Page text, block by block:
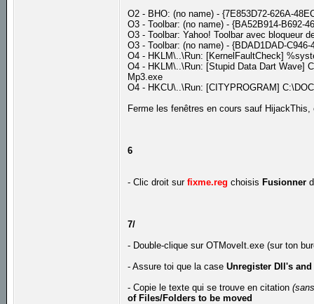
O2 - BHO: (no name) - {7E853D72-626A-
O3 - Toolbar: (no name) - {BA52B914-B692-
O3 - Toolbar: Yahoo! Toolbar avec bloqueur
O3 - Toolbar: (no name) - {BDAD1DAD-
O4 - HKLM\..\Run: [KernelFaultCheck]
O4 - HKLM\..\Run: [Stupid Data Dart Wave]
Mp3.exe
O4 - HKCU\..\Run: [CITYPROGRAM]
Ferme les fenêtres en cours sauf
6
- Clic droit surfixme.reg choisis Fusionner
7/
- Double-clique sur OTMoveIt.exe (sur ton
- Assure toi que la caseUnregister Dll's and
- Copie le texte qui se trouve en citation
of Files/Folders to be moved